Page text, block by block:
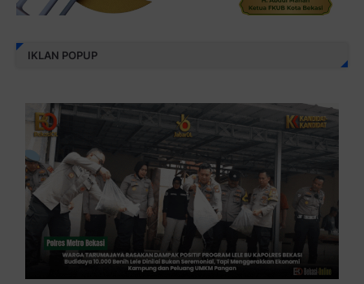
IKLAN POPUP